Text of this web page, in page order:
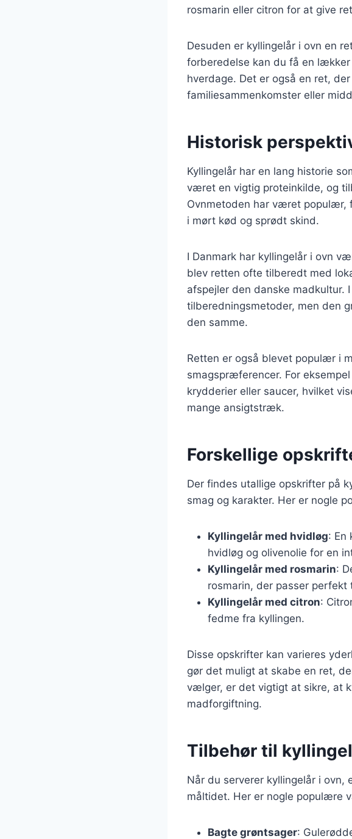
rosmarin eller citron for at give
Desuden er kyllingelår i ovn en
forberedelse kan du få en
hverdage. Det er også en ret,
familiesammenkomster eller
Historisk
Kyllingelår har en lang historie
været en vigtig proteinkilde, og
Ovnmetoden har været populær,
i mørt kød og sprødt skind.
I Danmark har kyllingelår i ovn
blev retten ofte tilberedt med
afspejler den danske madkultur.
tilberedningsmetoder, men den
den samme.
Retten er også blevet populær i
smagspræferencer. For
krydderier eller saucer, hvilket
mange ansigtstræk.
Forskellige
Der findes utallige opskrifter på
smag og karakter. Her er nogle
Kyllingelår med hvidløg: En
hvidløg og olivenolie for en
Kyllingelår med rosmarin:
rosmarin, der passer perfekt
Kyllingelår med citron:
fedme fra kyllingen.
Disse opskrifter kan varieres
gør det muligt at skabe en ret,
vælger, er det vigtigt at sikre, at
madforgiftning.
Tilbehør til
Når du serverer kyllingelår i
måltidet. Her er nogle populære
Bagte grøntsager: